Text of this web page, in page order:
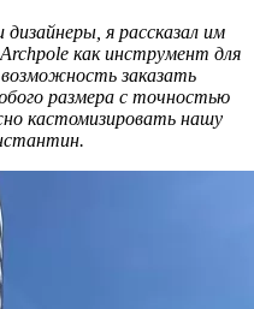
я рассказал им
как инструмент для
возможность заказать
размера с точностью
кастомизировать нашу